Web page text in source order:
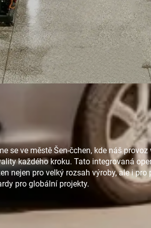
se ve městě Šen-čchen, kde náš
každého kroku. Tato integrovaná
nejen pro velký rozsah výroby, ale i
pro globální projekty.